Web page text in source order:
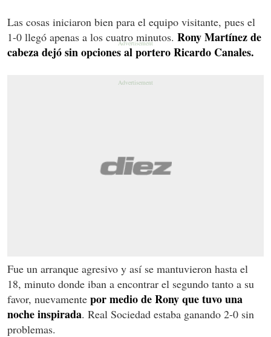
Las cosas iniciaron bien para el equipo visitante, pues el
1-0 llegó apenas a los cuatro minutos. Rony Martínez de
cabeza dejó sin opciones al portero Ricardo Canales.
Fue un arranque agresivo y así se mantuvieron hasta el
18, minuto donde iban a encontrar el segundo tanto a su
favor, nuevamente por medio de Rony que tuvo una
noche inspirada. Real Sociedad estaba ganando 2-0 sin
problemas.